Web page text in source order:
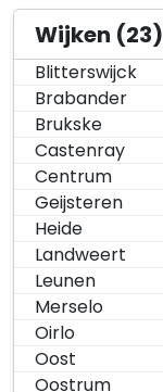
Wijken (23)
Blitterswijck
Brabander
Brukske
Castenray
Centrum
Geijsteren
Heide
Landweert
Leunen
Merselo
Oirlo
Oost
Oostrum